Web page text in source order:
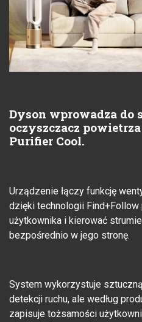
Dyson wprowadza do
oczyszczacz
Purifier Cool.
Urządzenie łączy funkcję
dzięki technologii
użytkownika i kierować
bezpośrednio w jego stronę.
System wykorzystuje
detekcji ruchu, ale według
zapisuje tożsamości